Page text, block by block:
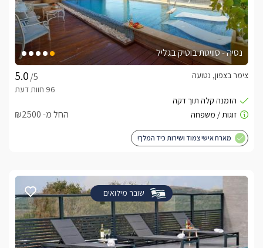
נסיה - סוויטת בוטיק בגליל
/5
צימר בצפון, נטועה
החל מ- ₪2500
מארח אישי צמוד ושירות כיד המלך!
שובר מילואים